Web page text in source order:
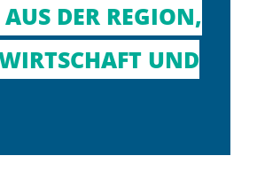
DER REGION,
UND